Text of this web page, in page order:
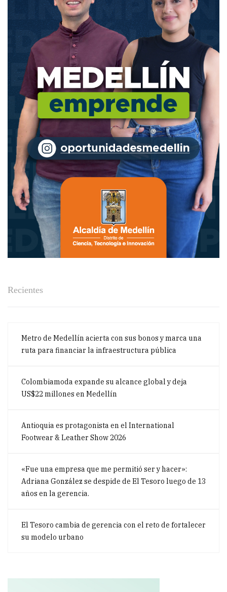
Recientes
Metro de Medellín acierta con sus bonos y marca una
ruta para financiar la infraestructura pública
Colombiamoda expande su alcance global y deja
US$22 millones en Medellín
Antioquia es protagonista en el International
Footwear & Leather Show 2026
«Fue una empresa que me permitió ser y hacer»:
Adriana González se despide de El Tesoro luego de 13
años en la gerencia.
El Tesoro cambia de gerencia con el reto de fortalecer
su modelo urbano